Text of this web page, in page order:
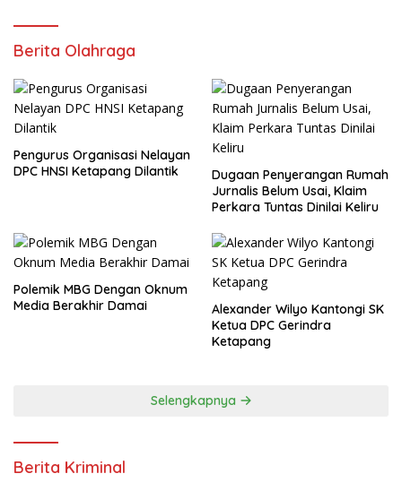
Berita Olahraga
Pengurus Organisasi Nelayan
DPC HNSI Ketapang Dilantik
Dugaan Penyerangan Rumah
Jurnalis Belum Usai, Klaim
Perkara Tuntas Dinilai Keliru
Polemik MBG Dengan Oknum
Media Berakhir Damai
Alexander Wilyo Kantongi SK
Ketua DPC Gerindra
Ketapang
Selengkapnya
Berita Kriminal